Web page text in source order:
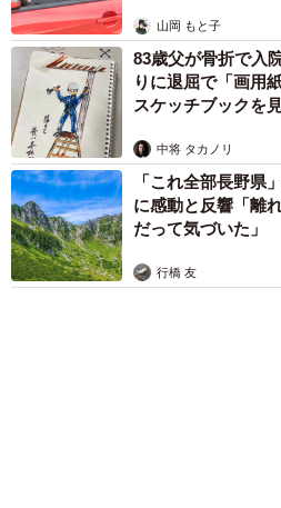
保護した猫チャンは妊娠していることが
コガネムシを見つめる猫とパパ、
「宗教画のよう」と話題 「尊い」
グ」
梨木 香奈
2026.08.06
髪をバッサリと